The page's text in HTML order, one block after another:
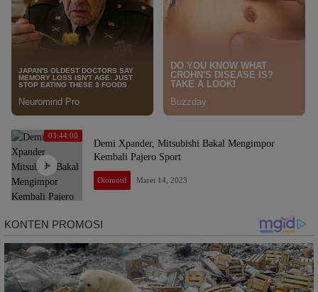
03:44:00
Demi Xpander, Mitsubishi Bakal Mengimpor
Kembali Pajero Sport
Otomotif Maret 14, 2023